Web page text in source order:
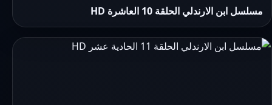
مسلسل ابن الارندلي الحلقة 10 العاشرة HD